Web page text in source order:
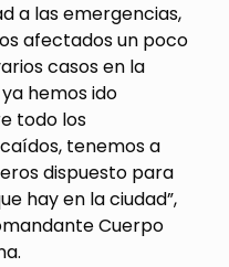
a las emergencias,
afectados un poco
casos en la
hemos ido
todo los
tenemos a
dispuesto para
hay en la ciudad”,
Cuerpo